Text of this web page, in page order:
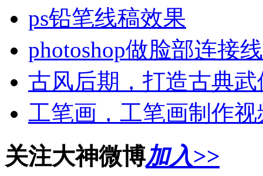
ps铅笔线稿效果
photoshop做脸部连接
古风后期，打造古典
工笔画，工笔画制作
关注大神微博加入>>